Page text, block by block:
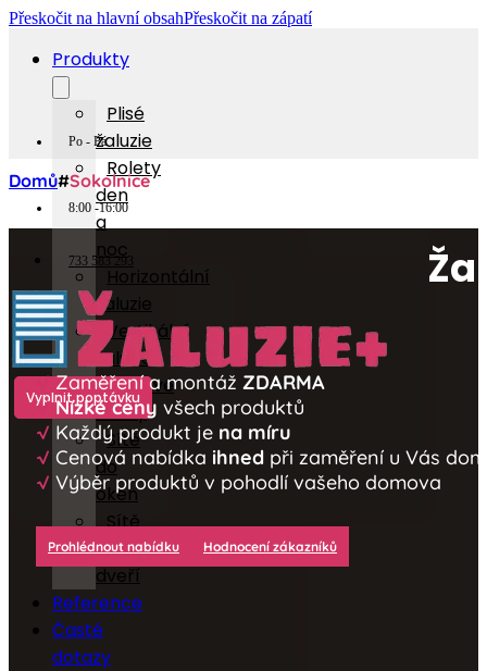
Přeskočit na hlavní obsahPřeskočit na zápatí
Produkty
Plisé
žaluzie
Rolety
den
a
noc
Horizontální
žaluzie
Vertikální
žaluzie
Látkové
rolety
Sítě
do
oken
Sítě
do
dveří
Reference
Časté
dotazy
Po - Pá
8:00 -16:00
733 583 293
Vyplnit poptávku
Domů#Sokolnice
√Zaměření a montáž ZDARMA
√Nízké ceny všech produktů
√ Každý produkt je na míru
√ Cenová nabídka ihned při zaměření u Vás
√ Výběr produktů v pohodlí vašeho domova
Prohlédnout nabídku Hodnocení zákazníků